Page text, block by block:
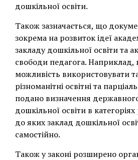
дошкільної освіти.
Також зазначається, що
зокрема на розвиток ідеї
закладу дошкільної освіти та
свободи педагога. Наприклад,
можливість використовувати
різноманітні освітні та
подано визначення
дошкільної освіти в
до яких заклад дошкільної
самостійно.
Також у законі розширено